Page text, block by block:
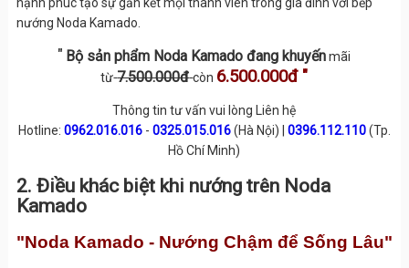
nướng Noda Kamado.
" Bộ sản phẩm Noda Kamado đang khuyếnmãi
từ 7.500.000đ còn 6.500.000đ "
Thông tin tư vấn vui lòng Liên hệ
Hotline: 0962.016.016- 0325.015.016(Hà Nội) | 0396.112.110(Tp.
Hồ Chí Minh)
2. Điều khác biệt khi nướng trên Noda
Kamado
"Noda Kamado - Nướng Chậm để Sống Lâu"